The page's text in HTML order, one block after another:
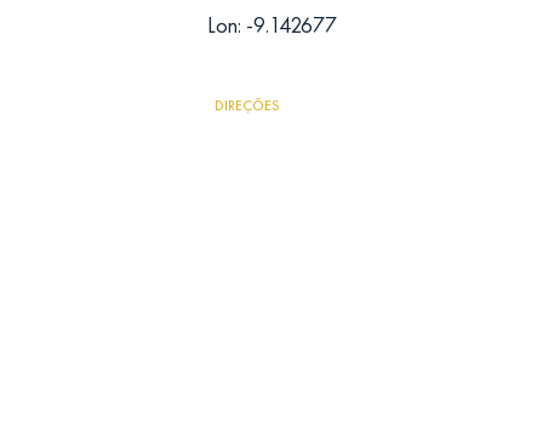
Lon: -9.142677
DIREÇÕES